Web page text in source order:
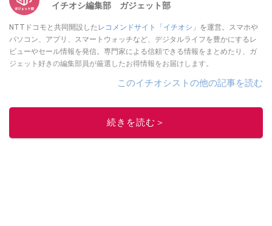
イチオシ編集部 ガジェット部
NTTドコモと共同開設したレコメンドサイト「イチオシ」 を運営。スマホや
パソコン、アプリ、スマートウォッチなど、デジタルライフを豊かにするレ
ビューやセール情報を発信。専門家による信頼できる情報をまとめたり、ガ
ジェット好きの編集部員が厳選したお得情報をお届けします。
このイチオシストの他の記事を読む
続きを読む＞